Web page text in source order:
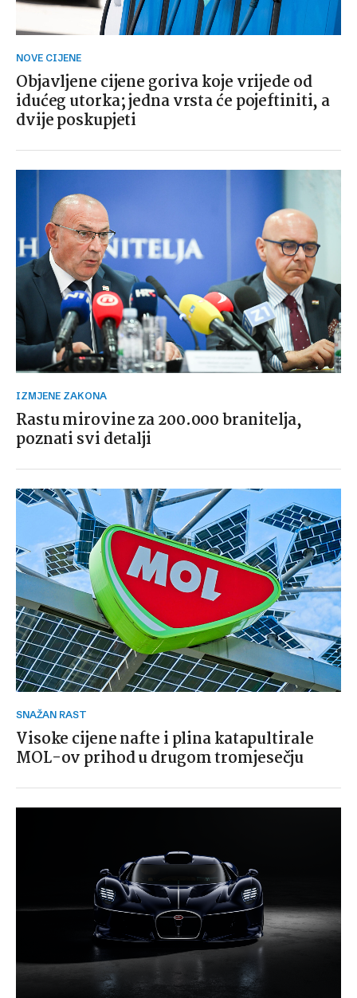
NOVE CIJENE
Objavljene cijene goriva koje vrijede od
idućeg utorka; jedna vrsta će pojeftiniti, a
dvije poskupjeti
IZMJENE ZAKONA
Rastu mirovine za 200.000 branitelja,
poznati svi detalji
SNAŽAN RAST
Visoke cijene nafte i plina katapultirale
MOL-ov prihod u drugom tromjesečju